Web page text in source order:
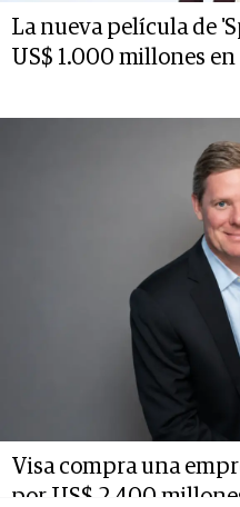
La nueva película de
US$ 1.000 millones en
Visa compra una
por US$ 2.400